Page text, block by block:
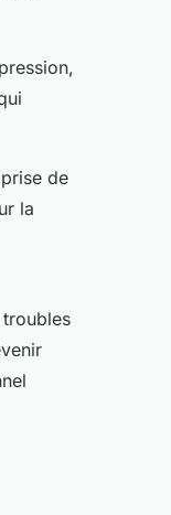
de
la
troubles